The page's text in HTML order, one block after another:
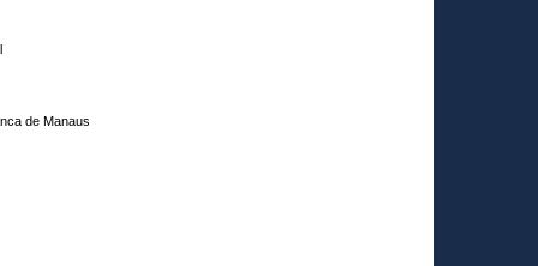
de Manaus